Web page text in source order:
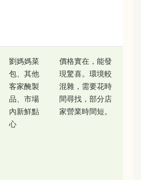
劉媽媽菜
包、其他
客家醃製
品、市場
內新鮮點
心
價格實在，能發
現驚喜。環境較
混雜，需要花時
間尋找，部分店
家營業時間短。